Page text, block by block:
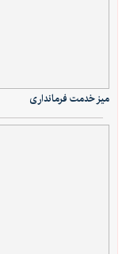
میز خدمت فرمانداری